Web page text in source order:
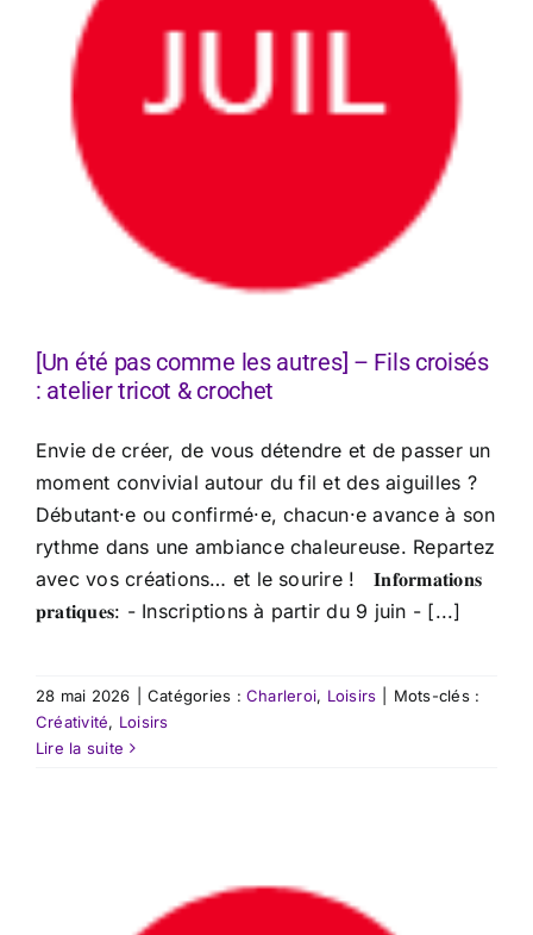
[Un été pas comme les autres] – Fils croisés
: atelier tricot & crochet
Envie de créer, de vous détendre et de passer un
moment convivial autour du fil et des aiguilles ?
Débutant·e ou confirmé·e, chacun·e avance à son
rythme dans une ambiance chaleureuse. Repartez
avec vos créations… et le sourire ! 𝐈𝐧𝐟𝐨𝐫𝐦𝐚𝐭𝐢𝐨𝐧𝐬
𝐩𝐫𝐚𝐭𝐢𝐪𝐮𝐞𝐬: - Inscriptions à partir du 9 juin - [...]
28 mai 2026 Catégories :Charleroi, Loisirs
Mots-clés :
Créativité, Loisirs
Lire la suite